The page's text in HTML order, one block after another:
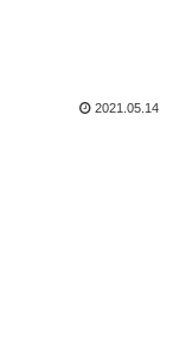
2021.05.14